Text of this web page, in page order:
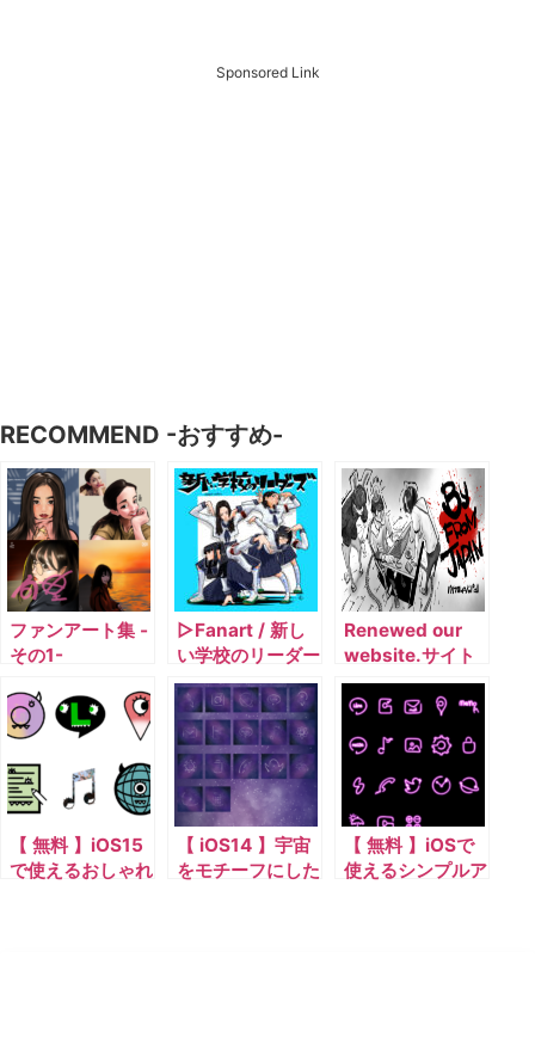
Sponsored Link
RECOMMEND -おすすめ-
ファンアート集 -
その1-
▷Fanart / 新し
い学校のリーダー
ズ
Renewed our
website.サイト
をリニューアルし
ました。
【 無料 】iOS15
で使えるおしゃれ
【 iOS14 】宇宙
をモチーフにした
【 無料 】iOSで
使えるシンプルア